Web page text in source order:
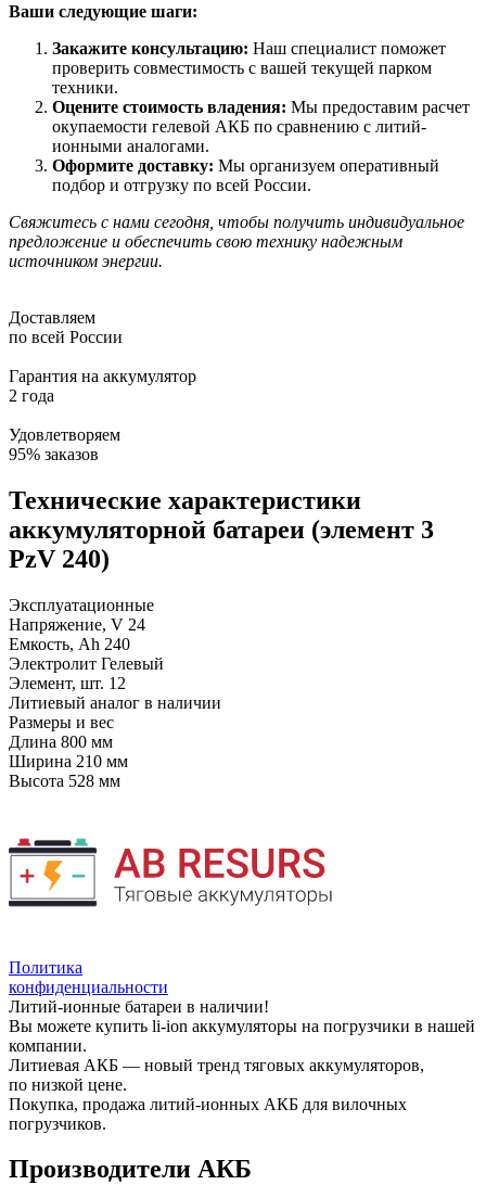
Ваши следующие шаги:
Закажите консультацию: Наш специалист поможет
проверить совместимость с вашей текущей парком
техники.
Оцените стоимость владения: Мы предоставим расчет
окупаемости гелевой АКБ по сравнению с литий-
ионными аналогами.
Оформите доставку: Мы организуем оперативный
подбор и отгрузку по всей России.
Свяжитесь с нами сегодня, чтобы получить индивидуальное
предложение и обеспечить свою технику надежным
источником энергии.
Доставляем
по всей России
Гарантия на аккумулятор
2 года
Удовлетворяем
95% заказов
Технические характеристики
аккумуляторной батареи (элемент 3
PzV 240)
Эксплуатационные
Напряжение, V 24
Емкость, Ah 240
Электролит Гелевый
Элемент, шт. 12
Литиевый аналог в наличии
Размеры и вес
Длина 800 мм
Ширина 210 мм
Высота 528 мм
Политика
конфиденциальности
Литий-ионные батареи в наличии!
Вы можете купить li-ion аккумуляторы на погрузчики в нашей
компании.
Литиевая АКБ — новый тренд тяговых аккумуляторов,
по низкой цене.
Покупка, продажа литий-ионных АКБ для вилочных
погрузчиков.
Производители АКБ